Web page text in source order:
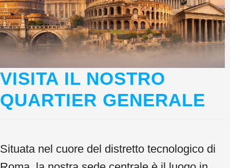
VISITA IL NOSTRO
QUARTIER GENERALE
Situata nel cuore del distretto tecnologico di